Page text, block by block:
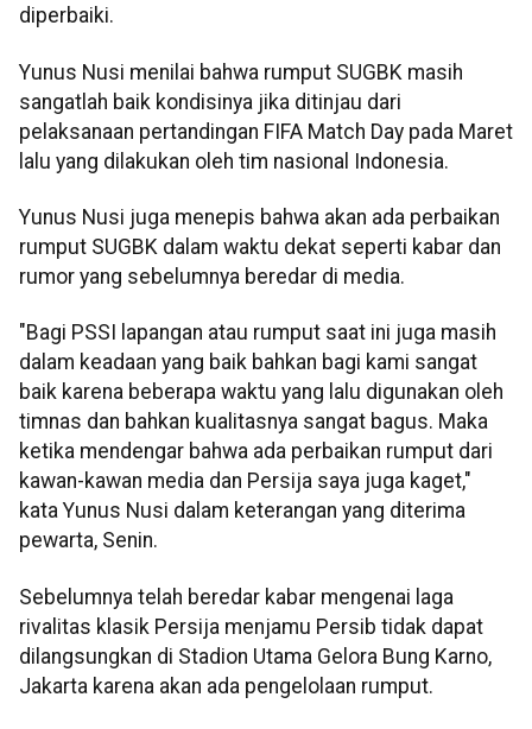
diperbaiki.
Yunus Nusi menilai bahwa rumput SUGBK masih
sangatlah baik kondisinya jika ditinjau dari
pelaksanaan pertandingan FIFA Match Day pada Maret
lalu yang dilakukan oleh tim nasional Indonesia.
Yunus Nusi juga menepis bahwa akan ada perbaikan
rumput SUGBK dalam waktu dekat seperti kabar dan
rumor yang sebelumnya beredar di media.
"Bagi PSSI lapangan atau rumput saat ini juga masih
dalam keadaan yang baik bahkan bagi kami sangat
baik karena beberapa waktu yang lalu digunakan oleh
timnas dan bahkan kualitasnya sangat bagus. Maka
ketika mendengar bahwa ada perbaikan rumput dari
kawan-kawan media dan Persija saya juga kaget,"
kata Yunus Nusi dalam keterangan yang diterima
pewarta, Senin.
Sebelumnya telah beredar kabar mengenai laga
rivalitas klasik Persija menjamu Persib tidak dapat
dilangsungkan di Stadion Utama Gelora Bung Karno,
Jakarta karena akan ada pengelolaan rumput.